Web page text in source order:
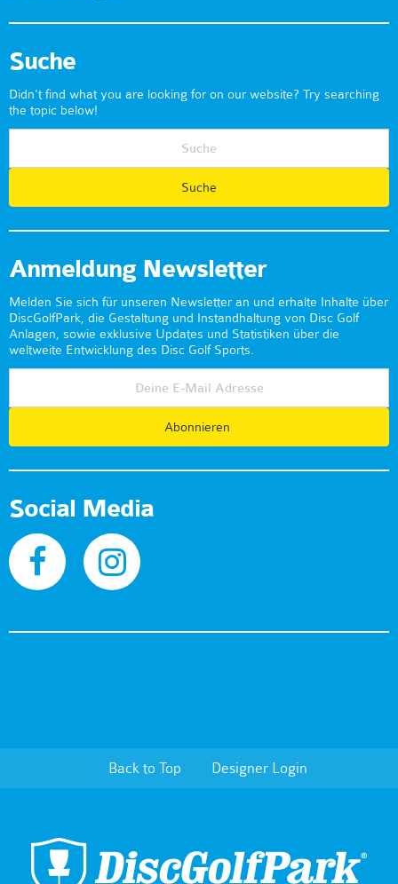
Suche
Didn't find what you are looking for on our website? Try searching
the topic below!
Anmeldung Newsletter
Melden Sie sich für unseren Newsletter an und erhalte Inhalte über
DiscGolfPark, die Gestaltung und Instandhaltung von Disc Golf
Anlagen, sowie exklusive Updates und Statistiken über die
weltweite Entwicklung des Disc Golf Sports.
Abonnieren
Social Media
Back to Top Designer Login